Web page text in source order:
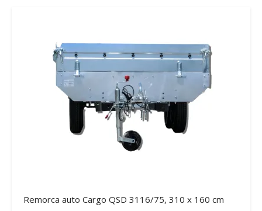
Remorca auto Cargo QSD 3116/75, 310 x 160 cm